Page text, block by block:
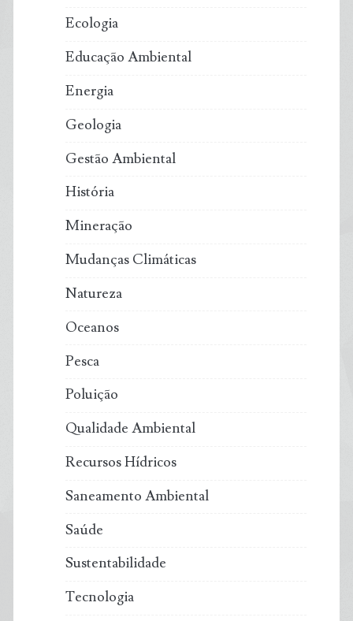
Ecologia
Educação Ambiental
Energia
Geologia
Gestão Ambiental
História
Mineração
Mudanças Climáticas
Natureza
Oceanos
Pesca
Poluição
Qualidade Ambiental
Recursos Hídricos
Saneamento Ambiental
Saúde
Sustentabilidade
Tecnologia